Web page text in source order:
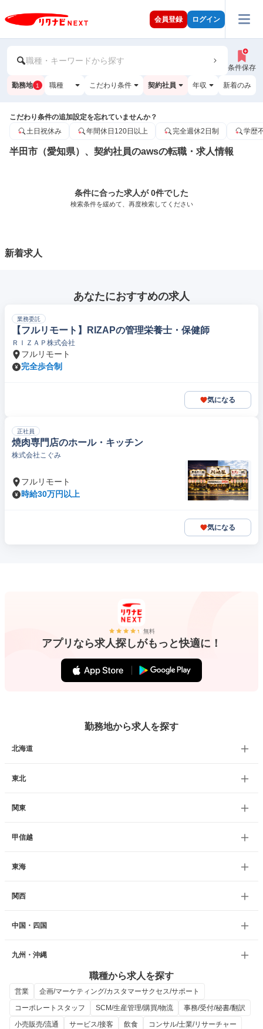
会員登録 ログイン
職種・キーワードから探す
条件保存
勤務地 1 職種 こだわり条件 契約社員 年収 新着のみ
こだわり条件の追加設定を忘れていませんか？
土日祝休み
年間休日120日以上 完全週休2日制 学歴
半田市（愛知県）、契約社員のawsの転職・求人情報
条件に合った求人が 0件でした
検索条件を緩めて、再度検索してください
新着求人
あなたにおすすめの求人
業務委託
【フルリモート】RIZAPの管理栄養士・保健師
ＲＩＺＡＰ株式会社
フルリモート
完全歩合制
気になる
正社員
焼肉専門店のホール・キッチン
株式会社こぐみ
フルリモート
時給30万円以上
気になる
無料
アプリなら求人探しがもっと快適に！
勤務地から求人を探す
北海道
東北
関東
甲信越
東海
関西
中国・四国
九州・沖縄
職種から求人を探す
営業
企画/マーケティング/カスタマーサクセス/サポート
コーポレートスタッフ
SCM/生産管理/購買/物流
事務/受付/秘書/翻訳
小売販売/流通
サービス/接客 飲食
コンサル/士業/リサーチャー